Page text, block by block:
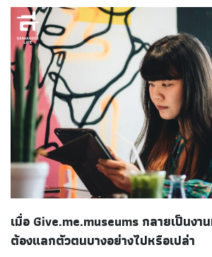
เมื่อ Give.me.museums กลายเป็นงา
ต้องแลกตัวตนบางอย่างไปหรือเปล่า